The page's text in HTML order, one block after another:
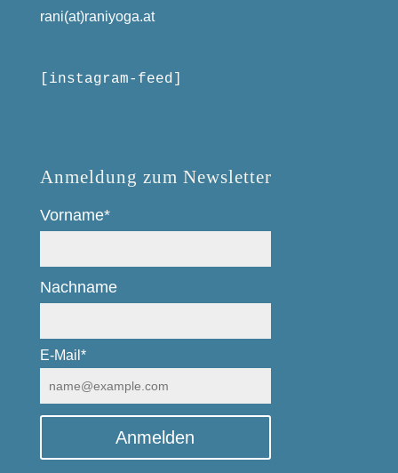
rani(at)raniyoga.at
[instagram-feed]
Anmeldung zum Newsletter
Vorname*
Nachname
E-Mail*
Anmelden